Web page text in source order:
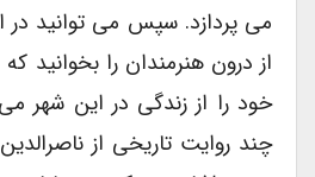
می پردازد. سپس می توانید در
از درون هنرمندان را بخوانید
خود را از زندگی در این شهر
چند روایت تاریخی از